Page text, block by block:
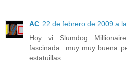
AC 22 de febrero de 2009 a
Hoy vi Slumdog
fascinada...muy muy buena
estatuillas.